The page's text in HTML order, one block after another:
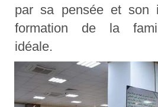
par sa pensée et son
formation de la
idéale.